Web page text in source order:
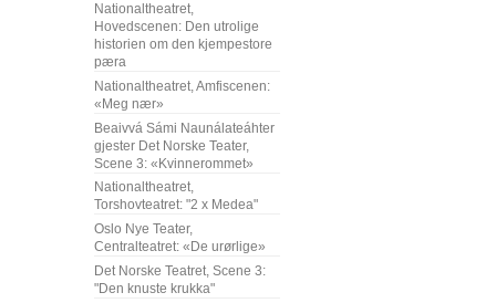
Nationaltheatret,
Hovedscenen: Den utrolige
historien om den kjempestore
pæra
Nationaltheatret, Amfiscenen:
«Meg nær»
Beaivvá Sámi Naunálateáhter
gjester Det Norske Teater,
Scene 3: «Kvinnerommet»
Nationaltheatret,
Torshovteatret: "2 x Medea"
Oslo Nye Teater,
Centralteatret: «De urørlige»
Det Norske Teatret, Scene 3:
"Den knuste krukka"